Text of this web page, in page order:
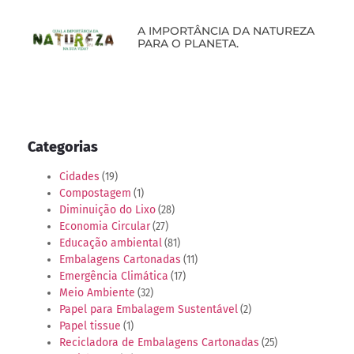
A IMPORTÂNCIA DA NATUREZA
PARA O PLANETA.
Categorias
Cidades (19)
Compostagem (1)
Diminuição do Lixo(28)
Economia Circular(27)
Educação ambiental(81)
Embalagens Cartonadas (11)
Emergência Climática (17)
Meio Ambiente (32)
Papel para Embalagem Sustentável(2)
Papel tissue (1)
Recicladora de Embalagens Cartonadas (25)